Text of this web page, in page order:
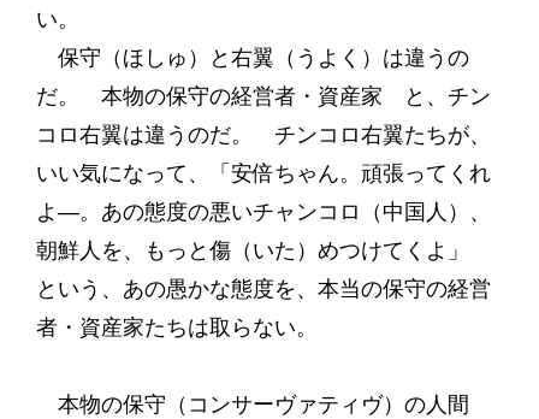
い。
保守（ほしゅ）と右翼（うよく）は違うの
だ。 本物の保守の経営者・資産家 と、チン
コロ右翼は違うのだ。 チンコロ右翼たちが、
いい気になって、「安倍ちゃん。頑張ってくれ
よ―。あの態度の悪いチャンコロ（中国人）、
朝鮮人を、もっと傷（いた）めつけてくよ」
という、あの愚かな態度を、本当の保守の経営
者・資産家たちは取らない。
本物の保守（コンサーヴァティヴ）の人間